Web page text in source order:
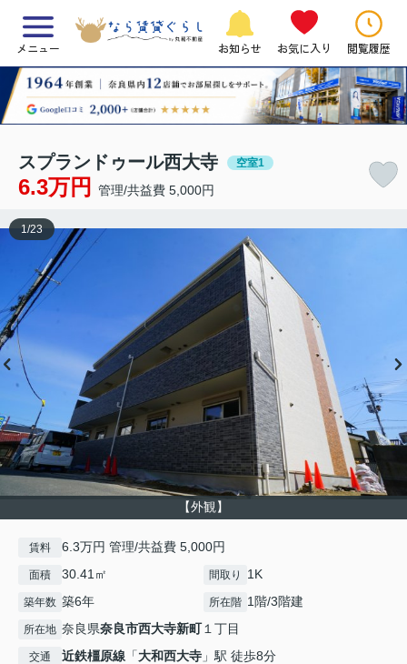
メニュー お知らせ お気に入り 閲覧履歴
スプランドゥール西大寺 空室1
6.3万円 管理/共益費 5,000円
【外観】
1/23
賃料 6.3万円 管理/共益費 5,000円
面積 30.41㎡ 間取り 1K
築年数 築6年 所在階 1階/3階建
所在地 奈良県奈良市西大寺新町１丁目
交通 近鉄橿原線 「大和西大寺 」駅 徒歩8分